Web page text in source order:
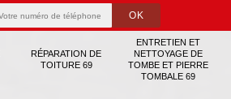
RÉPARATION DE
TOITURE 69
ENTRETIEN ET
NETTOYAGE DE
TOMBE ET PIERRE
TOMBALE 69